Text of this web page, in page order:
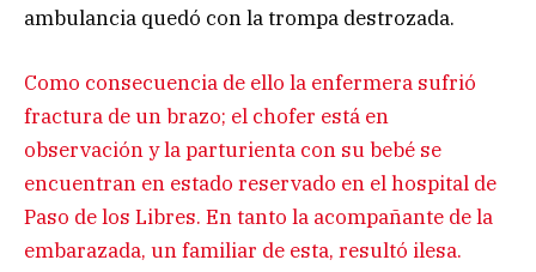
ambulancia quedó con la trompa destrozada.
Como consecuencia de ello la enfermera sufrió
fractura de un brazo; el chofer está en
observación y la parturienta con su bebé se
encuentran en estado reservado en el hospital de
Paso de los Libres. En tanto la acompañante de la
embarazada, un familiar de esta, resultó ilesa.